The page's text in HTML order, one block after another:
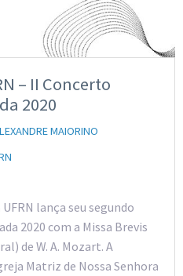
– II Concerto
2020
MAIORINO
lança seu segundo
2020 com a Missa Brevis
de W. A. Mozart. A
Matriz de Nossa Senhora